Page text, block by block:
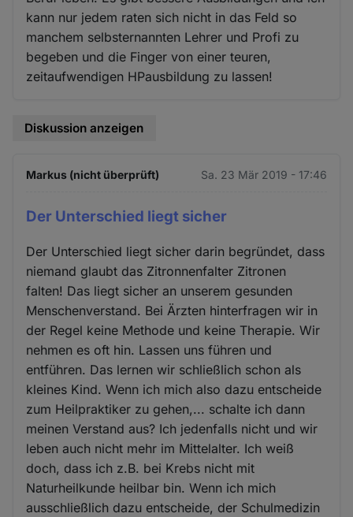
kann nur jedem raten sich nicht in das Feld so
manchem selbsternannten Lehrer und Profi zu
begeben und die Finger von einer teuren,
zeitaufwendigen HPausbildung zu lassen!
Diskussion anzeigen
Markus (nicht überprüft) Sa. 23 Mär 2019 - 17:46
Der Unterschied liegt sicher
Der Unterschied liegt sicher darin begründet, dass
niemand glaubt das Zitronnenfalter Zitronen
falten! Das liegt sicher an unserem gesunden
Menschenverstand. Bei Ärzten hinterfragen wir in
der Regel keine Methode und keine Therapie. Wir
nehmen es oft hin. Lassen uns führen und
entführen. Das lernen wir schließlich schon als
kleines Kind. Wenn ich mich also dazu entscheide
zum Heilpraktiker zu gehen,... schalte ich dann
meinen Verstand aus? Ich jedenfalls nicht und wir
leben auch nicht mehr im Mittelalter. Ich weiß
doch, dass ich z.B. bei Krebs nicht mit
Naturheilkunde heilbar bin. Wenn ich mich
ausschließlich dazu entscheide, der Schulmedizin